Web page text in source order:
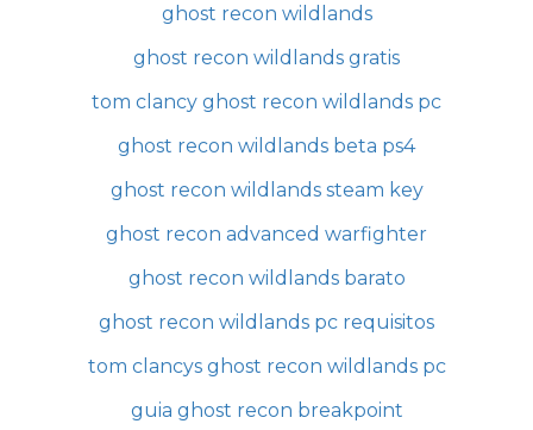
ghost recon wildlands
ghost recon wildlands gratis
tom clancy ghost recon wildlands pc
ghost recon wildlands beta ps4
ghost recon wildlands steam key
ghost recon advanced warfighter
ghost recon wildlands barato
ghost recon wildlands pc requisitos
tom clancys ghost recon wildlands pc
guia ghost recon breakpoint